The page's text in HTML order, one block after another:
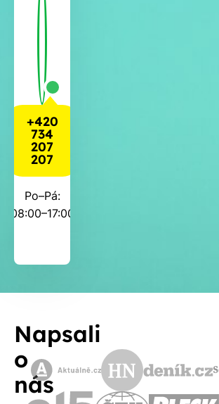
+420
734
207
207
Po–Pá:
08:00–17:00
Napsali
o
nás